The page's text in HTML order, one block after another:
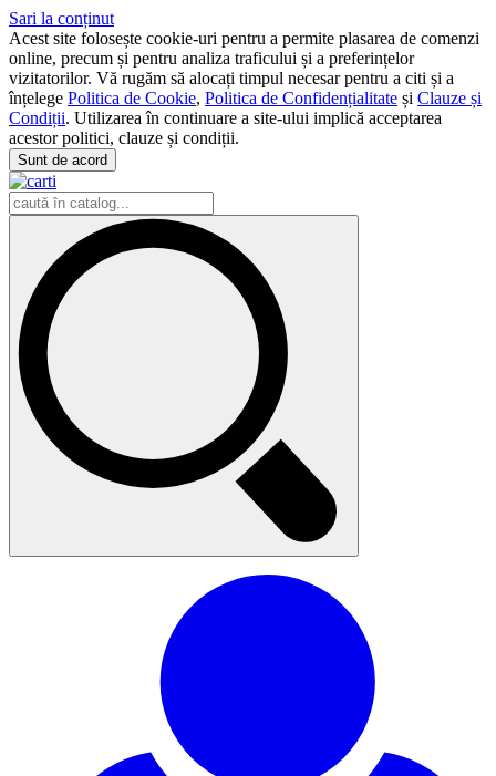
Sari la conținut
Acest site folosește cookie-uri pentru a permite plasarea de comenzi
online, precum și pentru analiza traficului și a preferințelor
vizitatorilor. Vă rugăm să alocați timpul necesar pentru a citi și a
înțelege Politica de Cookie, Politica de Confidențialitate și Clauze și
Condiții. Utilizarea în continuare a site-ului implică acceptarea
acestor politici, clauze și condiții.
Sunt de acord